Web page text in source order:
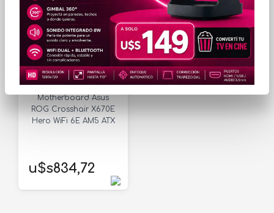
EN STOCK
Motherboard Asus
ROG Crosshair X670E
Hero WiFi 6E AM5 ATX
u$s834,72